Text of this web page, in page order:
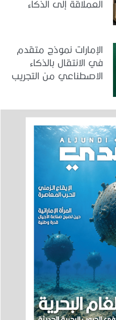
العملاقة إلى الذكاء
الإمارات نموذج متقدم
في الانتقال بالذكاء
الاصطناعي من التجريب